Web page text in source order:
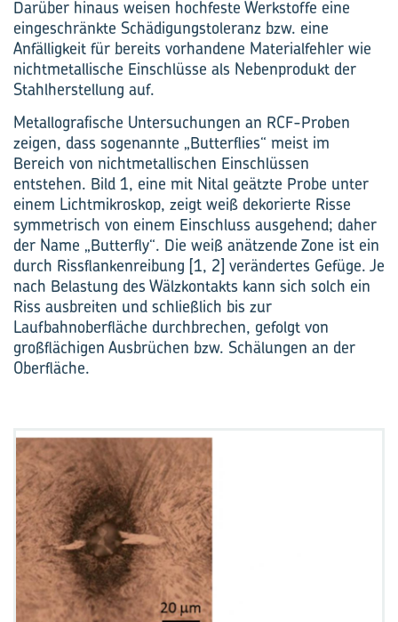
Darüber hinaus weisen hochfeste Werkstoffe eine
eingeschränkte Schädigungstoleranz bzw. eine
Anfälligkeit für bereits vorhandene Materialfehler wie
nichtmetallische Einschlüsse als Nebenprodukt der
Stahlherstellung auf.
Metallografische Untersuchungen an RCF-Proben
zeigen, dass sogenannte „Butterflies“ meist im
Bereich von nichtmetallischen Einschlüssen
entstehen. Bild 1, eine mit Nital geätzte Probe unter
einem Lichtmikroskop, zeigt weiß dekorierte Risse
symmetrisch von einem Einschluss ausgehend; daher
der Name „Butterfly“. Die weiß anätzende Zone ist ein
durch Rissflankenreibung [1, 2] ­verändertes Gefüge. Je
nach Belastung des Wälzkontakts kann sich solch ein
Riss ausbreiten und schließlich bis zur
Laufbahnoberfläche durchbrechen, gefolgt von
großflächigen Ausbrüchen bzw. Schälungen an der
Oberfläche.